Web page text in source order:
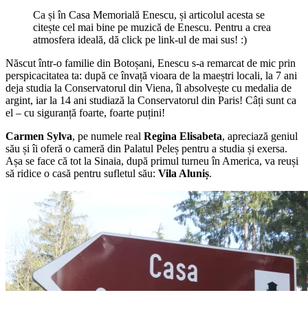
Ca și în Casa Memorială Enescu, și articolul acesta se
citește cel mai bine pe muzică de Enescu. Pentru a crea
atmosfera ideală, dă click pe link-ul de mai sus! :)
Născut într-o familie din Botoșani, Enescu s-a remarcat de mic prin
perspicacitatea ta: după ce învață vioara de la maeștri locali, la 7 ani
deja studia la Conservatorul din Viena, îl absolvește cu medalia de
argint, iar la 14 ani studiază la Conservatorul din Paris! Câți sunt ca
el – cu siguranță foarte, foarte puțini!
Carmen Sylva, pe numele real Regina Elisabeta, apreciază geniul
său și îi oferă o cameră din Palatul Peleș pentru a studia și exersa.
Așa se face că tot la Sinaia, după primul turneu în America, va reuși
să ridice o casă pentru sufletul său: Vila Aluniș.